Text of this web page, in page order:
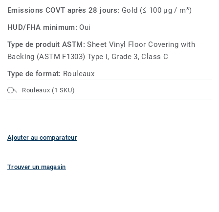
Emissions COVT après 28 jours: Gold (≤ 100 µg / m³)
HUD/FHA minimum:Oui
Type de produit ASTM:Sheet Vinyl Floor Covering with
Backing (ASTM F1303) Type I, Grade 3, Class C
Type de format: Rouleaux
Rouleaux (1 SKU)
Ajouter au comparateur
Trouver un magasin